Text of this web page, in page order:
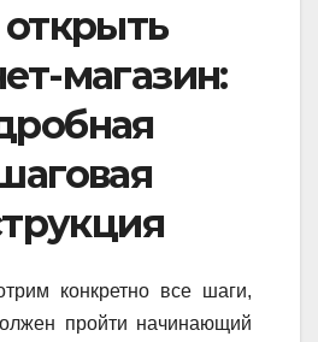
открыть
магазин:
конкретно все шаги,
пройти начинающий